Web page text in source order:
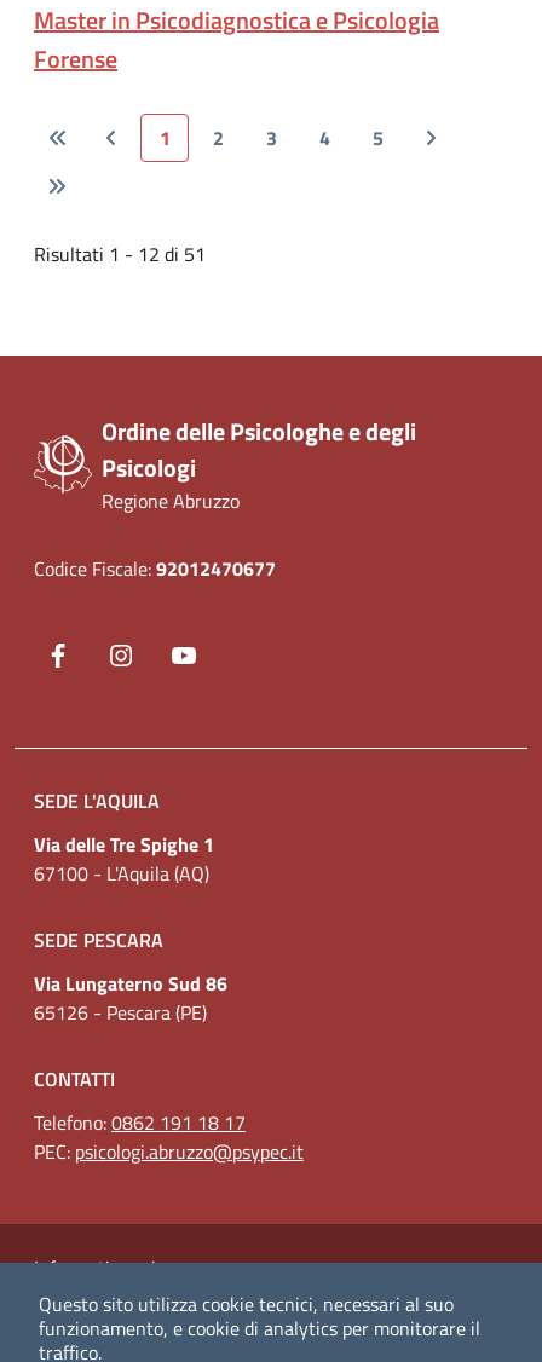
Master in Psicodiagnostica e Psicologia
Forense
1 2 3 4 5
Risultati 1 - 12 di 51
Ordine delle Psicologhe e degli
Psicologi
Regione Abruzzo
Codice Fiscale:92012470677
Seguici su
Facebook
(nuova scheda - new tab)
Instagram
(nuova scheda - new tab)
SEDE L'AQUILA
Via delle Tre Spighe 1
67100 - L'Aquila (AQ)
SEDE PESCARA
Via Lungaterno Sud 86
65126 - Pescara (PE)
CONTATTI
Telefono:0862 191 18 17
PEC: psicologi.abruzzo@psypec.it
Link Utili
Informativa privacy
Amministrazione Trasparente(nuova scheda - new tab)
Questo sito utilizza cookie tecnici, necessari al suo
funzionamento, e cookie di analytics per monitorare il
traffico.